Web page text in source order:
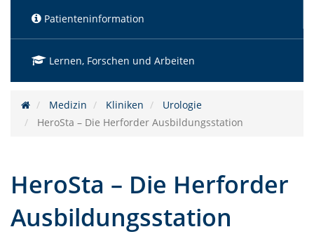
Patienteninformation
Lernen, Forschen und Arbeiten
Medizin Kliniken
Urologie
HeroSta – Die Herforder Ausbildungsstation
HeroSta – Die Herforder
Ausbildungsstation